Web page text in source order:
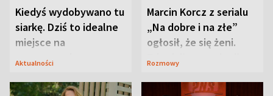
Kiedyś wydobywano tu
siarkę. Dziś to idealne
miejsce na
wypoczynek
Aktualności
Marcin Korcz z serialu
„Na dobre i na złe”
ogłosił, że się żeni.
Zdradził, co zmienił
Rozmowy